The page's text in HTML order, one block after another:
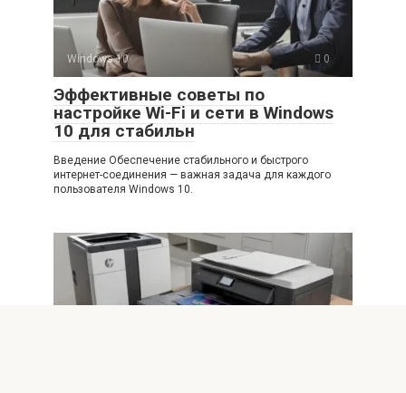
Windows 10 0
Эффективные советы по
настройке Wi-Fi и сети в Windows
10 для стабильн
Введение Обеспечение стабильного и быстрого
интернет-соединения — важная задача для каждого
пользователя Windows 10.